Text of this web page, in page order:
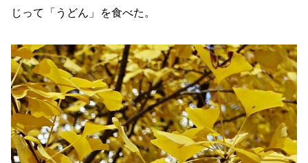
じって「うどん」を食べた。